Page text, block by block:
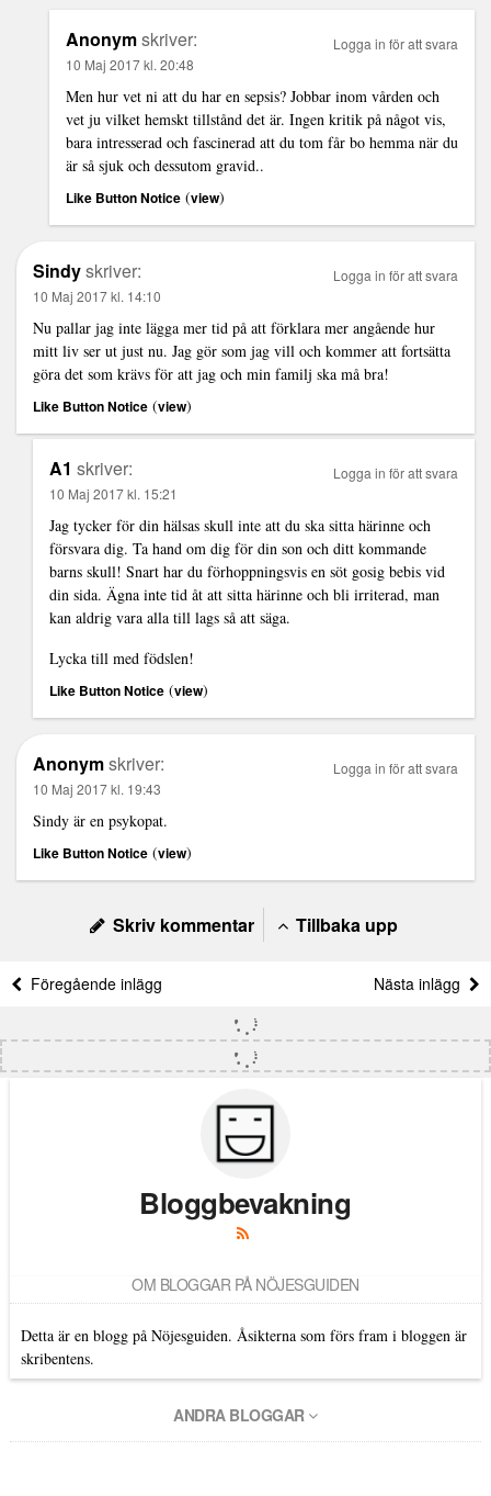
Anonymskriver:
10 Maj 2017 kl. 20:48
Men hur vet ni att du har en sepsis? Jobbar inom vården och
vet ju vilket hemskt tillstånd det är. Ingen kritik på något vis,
bara intresserad och fascinerad att du tom får bo hemma när du
är så sjuk och dessutom gravid..
Like Button Notice (view)
Logga in för att svara
Sindyskriver:
10 Maj 2017 kl. 14:10
Nu pallar jag inte lägga mer tid på att förklara mer angående hur
mitt liv ser ut just nu. Jag gör som jag vill och kommer att fortsätta
göra det som krävs för att jag och min familj ska må bra!
Like Button Notice (view)
Logga in för att svara
A1 skriver:
10 Maj 2017 kl. 15:21
Jag tycker för din hälsas skull inte att du ska sitta härinne och
försvara dig. Ta hand om dig för din son och ditt kommande
barns skull! Snart har du förhoppningsvis en söt gosig bebis vid
din sida. Ägna inte tid åt att sitta härinne och bli irriterad, man
kan aldrig vara alla till lags så att säga.
Lycka till med födslen!
Like Button Notice (view)
Logga in för att svara
Anonymskriver:
10 Maj 2017 kl. 19:43
Sindy är en psykopat.
Like Button Notice (view)
Logga in för att svara
Skriv kommentar Tillbaka upp
Föregående inlägg Nästa inlägg
Bloggbevakning
OM BLOGGAR PÅ NÖJESGUIDEN
Detta är en blogg på Nöjesguiden. Åsikterna som förs fram i bloggen är
skribentens.
ANDRA BLOGGAR